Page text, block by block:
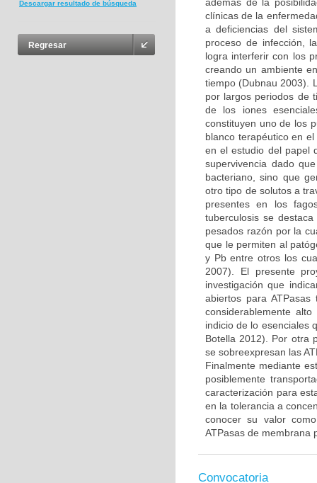
Descargar resultado de búsqueda
Regresar
clínicas de la
a deficiencias del
proceso de infección,
logra interferir con los
creando un ambiente
tiempo (Dubnau 2003).
por largos periodos de
de los iones
constituyen uno de los
blanco terapéutico en
en el estudio del papel
supervivencia dado
bacteriano, sino que
otro tipo de solutos a
presentes en los
tuberculosis se
pesados razón por la
que le permiten al
y Pb entre otros los
2007). El presente
investigación que
abiertos para
considerablemente
indicio de lo esenciales
Botella 2012). Por otra
se sobreexpresan las
Finalmente mediante
posiblemente
caracterización para
en la tolerancia a
conocer su valor
ATPasas de membrana
Convocatoria